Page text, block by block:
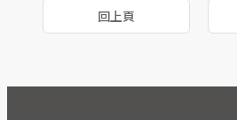
回上頁